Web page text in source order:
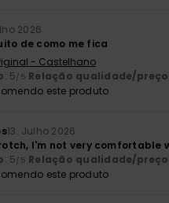
2026
de como me fica
- Castelhano
: 5/5 Relação qualidade/preço
este produto
13. Julho 2026
I'm not very comfortable
: 5/5 Relação qualidade/preço
este produto